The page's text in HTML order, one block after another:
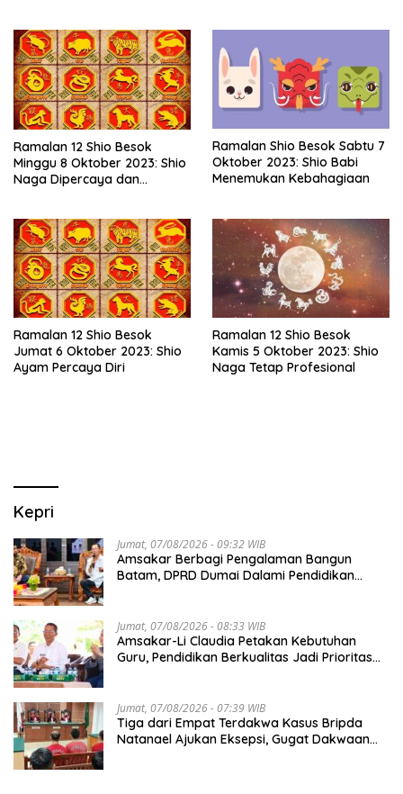
Ramalan 12 Shio Besok
Minggu 8 Oktober 2023: Shio
Naga Dipercaya dan
Ramalan Shio Besok Sabtu 7
Oktober 2023: Shio Babi
Menemukan Kebahagiaan
Ramalan 12 Shio Besok
Jumat 6 Oktober 2023: Shio
Ayam Percaya Diri
Ramalan 12 Shio Besok
Kamis 5 Oktober 2023: Shio
Naga Tetap Profesional
Kepri
Jumat, 07/08/2026 - 09:32 WIB
Amsakar Berbagi Pengalaman Bangun
Batam, DPRD Dumai Dalami Pendidikan
Jumat, 07/08/2026 - 08:33 WIB
Amsakar-Li Claudia Petakan Kebutuhan
Guru, Pendidikan Berkualitas Jadi Prioritas
Jumat, 07/08/2026 - 07:39 WIB
Tiga dari Empat Terdakwa Kasus Bripda
Natanael Ajukan Eksepsi, Gugat Dakwaan